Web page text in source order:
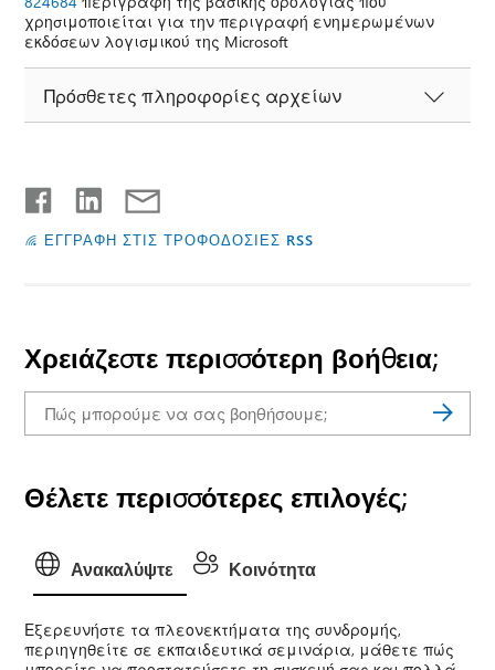
χρησιμοποιείται για την περιγραφή ενημερωμένων
εκδόσεων λογισμικού της Microsoft
Πρόσθετες πληροφορίες αρχείων
ΕΓΓΡΑΦΗ ΣΤΙΣ ΤΡΟΦΟΔΟΣΙΕΣ RSS
Χρειάζεστε περισσότερη βοήθεια;
Θέλετε περισσότερες επιλογές;
Ανακαλύψτε Κοινότητα
Εξερευνήστε τα πλεονεκτήματα της συνδρομής,
περιηγηθείτε σε εκπαιδευτικά σεμινάρια, μάθετε πώς